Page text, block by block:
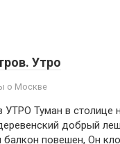
Утро
о Москве
УТРО Туман в столице
добрый
повешен, Он